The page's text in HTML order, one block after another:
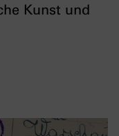
Kunst und